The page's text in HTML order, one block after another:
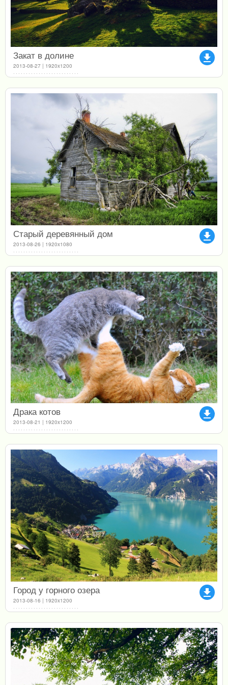
file_download
Закат в долине
2013-08-27 | 1920x1200
file_download
Старый деревянный дом
2013-08-26 | 1920x1080
file_download
Драка котов
2013-08-21 | 1920x1200
file_download
Город у горного озера
2013-08-16 | 1920x1200